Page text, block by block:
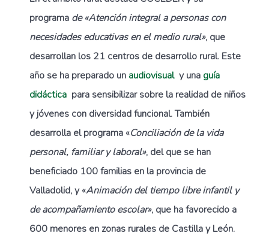
programa de «Atención integral a personas con
necesidades educativas en el medio rural», que
desarrollan los 21 centros de desarrollo rural. Este
año se ha preparado un audiovisualy una guía
didáctica para sensibilizar sobre la realidad de niños
y jóvenes con diversidad funcional. También
desarrolla el programa «Conciliación de la vida
personal, familiar y laboral», del que se han
beneficiado 100 familias en la provincia de
Valladolid, y «Animación del tiempo libre infantil y
de acompañamiento escolar», que ha favorecido a
600 menores en zonas rurales de Castilla y León.